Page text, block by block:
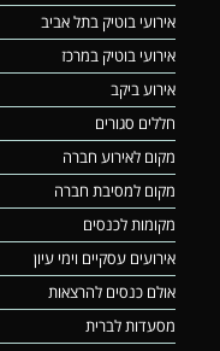
אירועי בוטיק בתל אביב
אירועי בוטיק במרכז
אירוע ביקב
חללים סגורים
מקום לאירוע חברה
מקום למסיבת חברה
מקומות לכנסים
אירועים עסקיים וימי עיון
אולם כנסים להרצאות
מסעדות לברית